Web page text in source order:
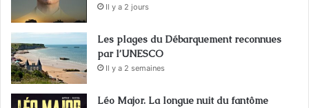
Il y a 2 jours
Les plages du Débarquement reconnues
par l’UNESCO
Il y a 2 semaines
Léo Major. La longue nuit du fantôme